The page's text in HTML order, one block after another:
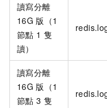
讀寫分離
16G 版（1
節點 1 隻
讀）
讀寫分離
16G 版（1
節點 3 隻